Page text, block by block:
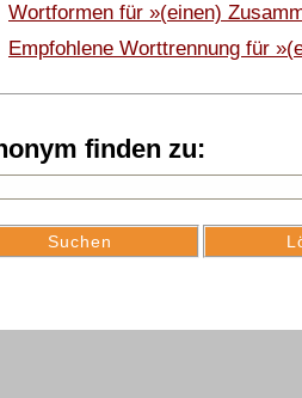
Wortformen für »(einen)
Empfohlene Worttrennung für
finden zu: